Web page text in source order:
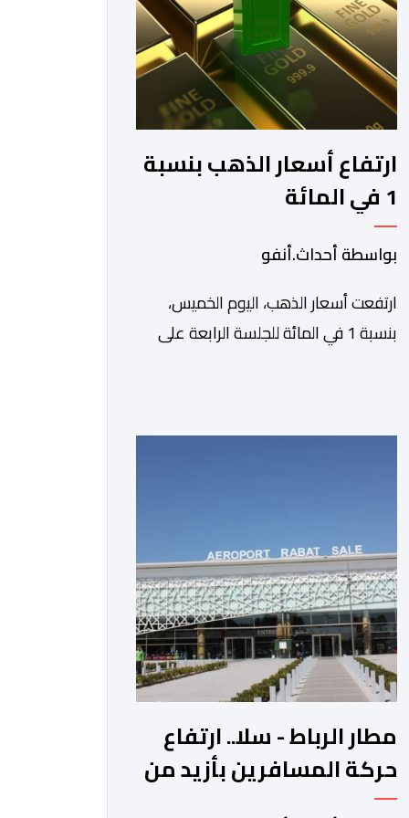
تساعدهم […]
ارتفاع أسعار الذهب بنسبة
1 في المائة
بواسطة أحداث.أنفو
ارتفعت أسعار الذهب، اليوم الخميس،
بنسبة 1 في المائة للجلسة الرابعة على
الماضي، فيما ارتفعت العقود الأمريكية
الآجلة […]
مطار الرباط - سلا.. ارتفاع
حركة المسافرين بأزيد من